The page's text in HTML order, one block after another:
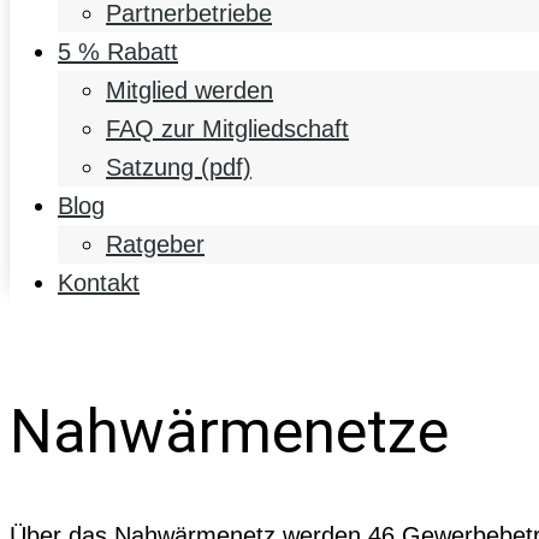
Partnerbetriebe
5 % Rabatt
Mitglied werden
FAQ zur Mitgliedschaft
Satzung (pdf)
Blog
Ratgeber
Kontakt
Nahwärme­netze